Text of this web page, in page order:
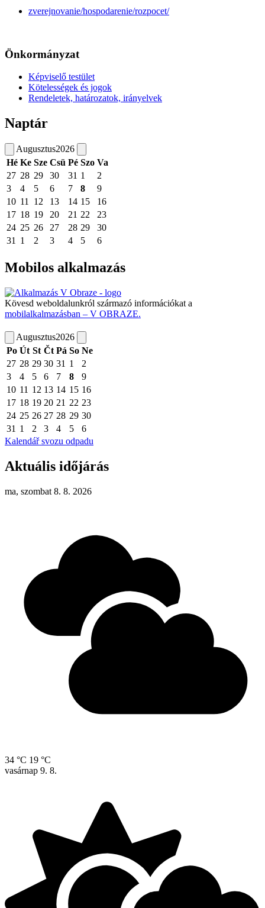
zverejnovanie/hospodarenie/rozpocet/
Önkormányzat
Képviselő testület
Kötelességek és jogok
Rendeletek, határozatok, irányelvek
Naptár
Augusztus2026
Hé Ke Sze Csü Pé Szo Va
27 28 29 30 31 1
2
3
4 5 6 7 8
9
10 11 12 13 14 15
16
17 18 19 20 21 22
23
24 25 26 27 28 29
30
31
1 2 3 4 5 6
Mobilos alkalmazás
Kövesd weboldalunkról származó információkat a
mobilalkalmazásban – V OBRAZE.
Augusztus2026
Po Út St Čt Pá So Ne
27 28 29 30 31 1
2
3
4 5 6 7 8
9
10 11 12 13 14 15 16
17 18 19 20 21 22 23
24 25 26 27 28 29 30
31 1 2 3 4 5
6
Kalendář svozu odpadu
Aktuális időjárás
ma, szombat 8. 8. 2026
34 °C 19 °C
vasárnap 9. 8.